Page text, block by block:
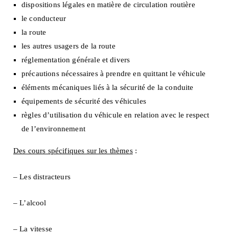
dispositions légales en matière de circulation routière
le conducteur
la route
les autres usagers de la route
réglementation générale et divers
précautions nécessaires à prendre en quittant le véhicule
éléments mécaniques liés à la sécurité de la conduite
équipements de sécurité des véhicules
règles d’utilisation du véhicule en relation avec le respect
de l’environnement
Des cours spécifiques sur les thèmes:
– Les distracteurs
– L’alcool
– La vitesse